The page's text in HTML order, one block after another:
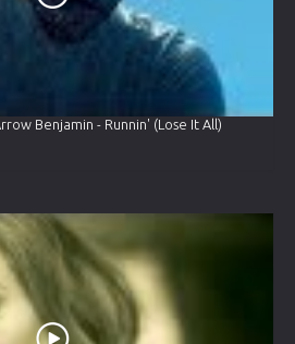
Benjamin - Runnin' (Lose It All)